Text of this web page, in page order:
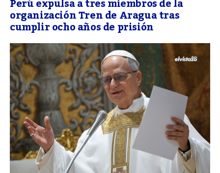
Perú expulsa a tres miembros de la
organización Tren de Aragua tras
cumplir ocho años de prisión